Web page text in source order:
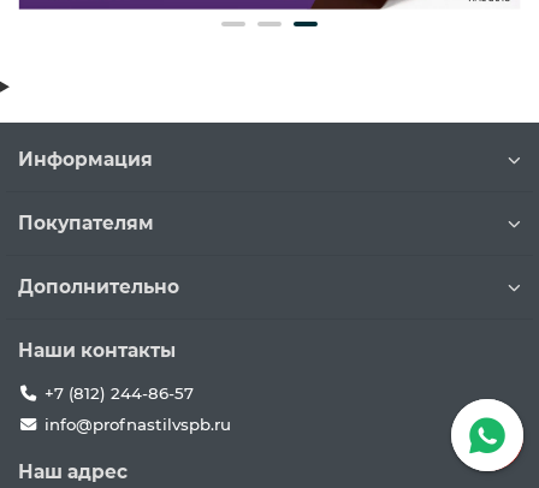
Информация
Покупателям
Дополнительно
Наши контакты
+7 (812) 244-86-57
info@profnastilvspb.ru
Наш адрес